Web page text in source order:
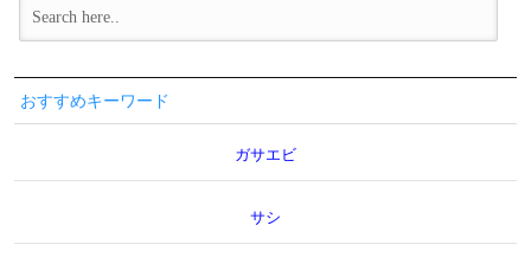
おすすめキーワード
ガサエビ
サシ